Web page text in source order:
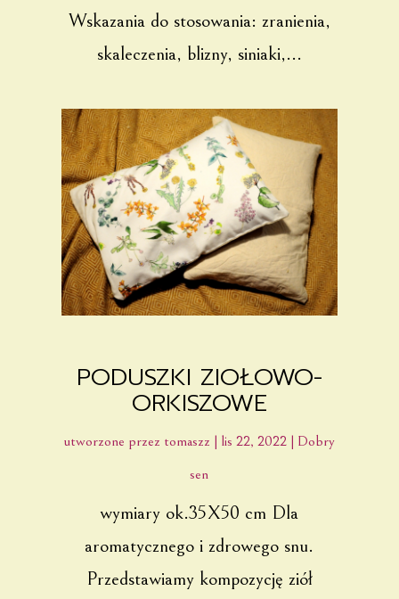
Wskazania do stosowania: zranienia,
skaleczenia, blizny, siniaki,...
PODUSZKI ZIOŁOWO-
ORKISZOWE
utworzone przez tomaszz | lis 22, 2022 | Dobry
sen
wymiary ok.35X50 cm Dla
aromatycznego i zdrowego snu.
Przedstawiamy kompozycję ziół